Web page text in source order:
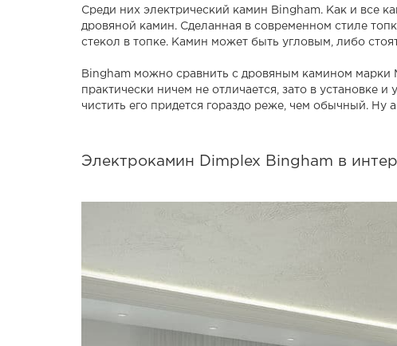
Среди них электрический камин Bingham. Как и все
дровяной камин. Сделанная в современном стиле
стекол в топке. Камин может быть угловым, либо
Bingham можно сравнить с дровяным камином
практически ничем не отличается, зато в установке
чистить его придется гораздо реже, чем обычный.
Электрокамин Dimplex Bingham в